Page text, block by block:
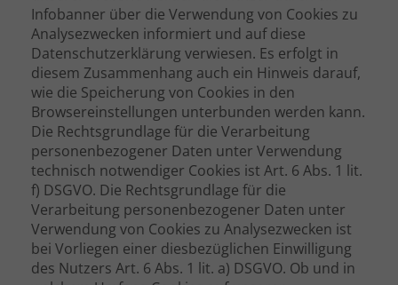
Infobanner über die Verwendung von Cookies zu
Analysezwecken informiert und auf diese
Datenschutzerklärung verwiesen. Es erfolgt in
diesem Zusammenhang auch ein Hinweis darauf,
wie die Speicherung von Cookies in den
Browsereinstellungen unterbunden werden kann.
Die Rechtsgrundlage für die Verarbeitung
personenbezogener Daten unter Verwendung
technisch notwendiger Cookies ist Art. 6 Abs. 1 lit.
f) DSGVO. Die Rechtsgrundlage für die
Verarbeitung personenbezogener Daten unter
Verwendung von Cookies zu Analysezwecken ist
bei Vorliegen einer diesbezüglichen Einwilligung
des Nutzers Art. 6 Abs. 1 lit. a) DSGVO. Ob und in